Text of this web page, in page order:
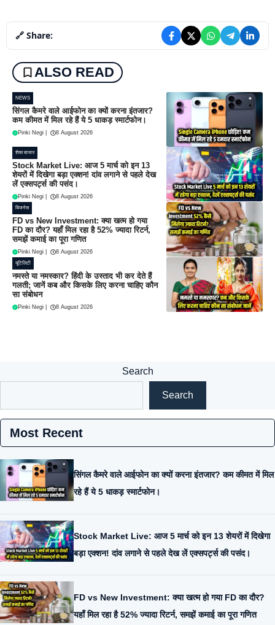
🔗 Share:
ALSO READ
NEWS
सिंगल कैमरे वाले आईफोन का क्यों करना इंतजार?
कम कीमत में मिल रहे हैं ये 5 धाकड़ स्मार्टफोन।
Pinki Negi 8 August 2026
शेयर बाजार
Stock Market Live: आज 5 मार्च को इन 13
शेयरों में दिखेगा बड़ा एक्शन! दांव लगाने से पहले देख
लें एक्सपर्ट्स की पसंद।
Pinki Negi 8 August 2026
बिजनेस
FD vs New Investment: क्या खत्म हो गया
FD का दौर? यहाँ मिल रहा है 52% ज्यादा रिटर्न,
समझें कमाई का पूरा गणित
Pinki Negi 8 August 2026
यूटिलिटी
नमस्ते या नमस्कार? हिंदी के उस्ताद भी कर देते हैं
गलती; जानें कब और किसके लिए करना चाहिए कौन
सा संबोधन
Pinki Negi 8 August 2026
Search
Search
Most Recent
सिंगल कैमरे वाले आईफोन का क्यों करना इंतजार? कम कीमत में मिल
रहे हैं ये 5 धाकड़ स्मार्टफोन।
Stock Market Live: आज 5 मार्च को इन 13 शेयरों में दिखेगा
बड़ा एक्शन! दांव लगाने से पहले देख लें एक्सपर्ट्स की पसंद।
FD vs New Investment: क्या खत्म हो गया FD का दौर?
यहाँ मिल रहा है 52% ज्यादा रिटर्न, समझें कमाई का पूरा गणित